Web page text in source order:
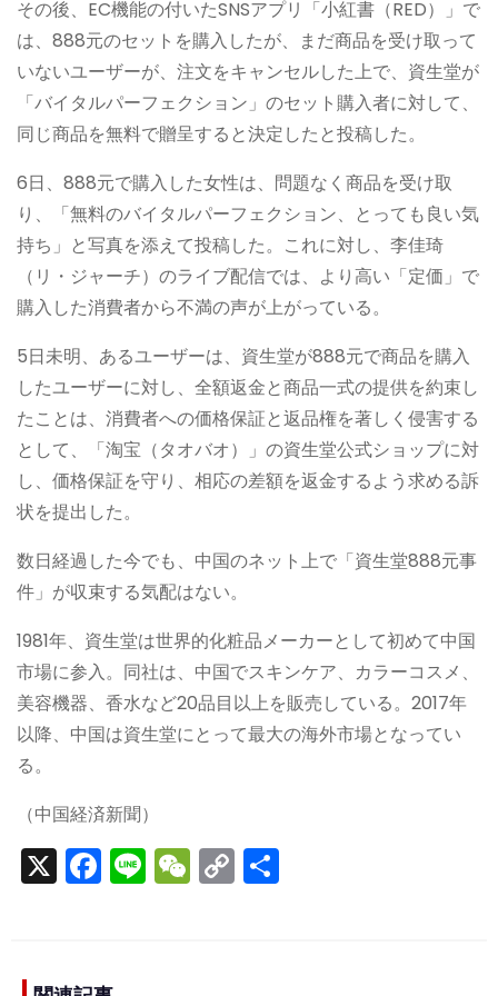
その後、EC機能の付いたSNSアプリ「小紅書（RED）」で
は、888元のセットを購入したが、まだ商品を受け取って
いないユーザーが、注文をキャンセルした上で、資生堂が
「バイタルパーフェクション」のセット購入者に対して、
同じ商品を無料で贈呈すると決定したと投稿した。
6日、888元で購入した女性は、問題なく商品を受け取
り、「無料のバイタルパーフェクション、とっても良い気
持ち」と写真を添えて投稿した。これに対し、李佳琦
（リ・ジャーチ）のライブ配信では、より高い「定価」で
購入した消費者から不満の声が上がっている。
5日未明、あるユーザーは、資生堂が888元で商品を購入
したユーザーに対し、全額返金と商品一式の提供を約束し
たことは、消費者への価格保証と返品権を著しく侵害する
として、「淘宝（タオバオ）」の資生堂公式ショップに対
し、価格保証を守り、相応の差額を返金するよう求める訴
状を提出した。
数日経過した今でも、中国のネット上で「資生堂888元事
件」が収束する気配はない。
1981年、資生堂は世界的化粧品メーカーとして初めて中国
市場に参入。同社は、中国でスキンケア、カラーコスメ、
美容機器、香水など20品目以上を販売している。2017年
以降、中国は資生堂にとって最大の海外市場となってい
る。
（中国経済新聞）
X F
a
e
Li
n
W
e
C
o